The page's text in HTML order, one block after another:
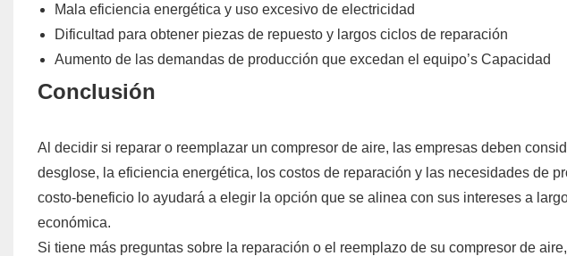
Mala eficiencia energética y uso excesivo de electricidad
Dificultad para obtener piezas de repuesto y largos ciclos de reparación
Aumento de las demandas de producción que excedan el equipo’s Capacidad
Conclusión
Al decidir si reparar o reemplazar un compresor de aire, las empresas deben
desglose, la eficiencia energética, los costos de reparación y las necesidades de
costo-beneficio lo ayudará a elegir la opción que se alinea con sus intereses a
económica.
Si tiene más preguntas sobre la reparación o el reemplazo de su compresor de